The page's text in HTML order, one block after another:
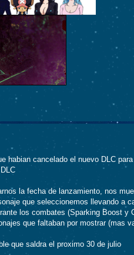
habian cancelado el nuevo DLC
la fecha de lanzamiento, nos
que seleccionemos llevando a
los combates (Sparking Boost
que faltaban por mostrar (mas
que saldra el proximo 30 de julio